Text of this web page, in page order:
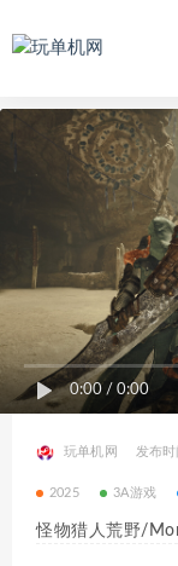
0:00 / 0:00
玩单机网 发布
2025 3A游戏
怪物猎人荒野/